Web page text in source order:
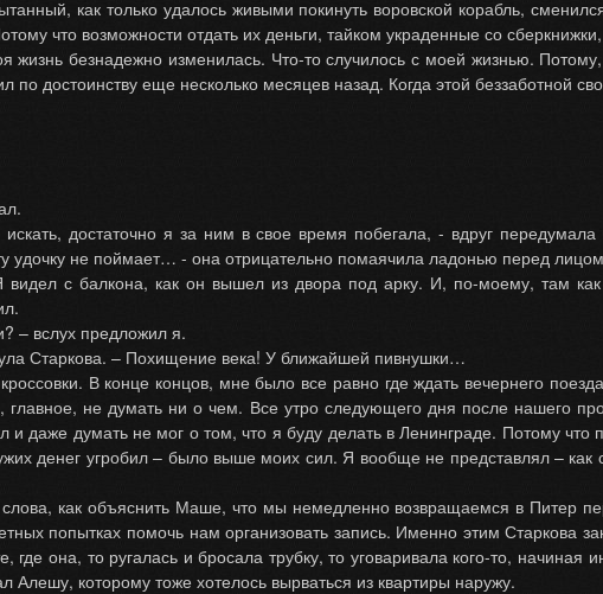
как только удалось живыми покинуть воровской корабль,
что возможности отдать их деньги, тайком украденные со
жизнь безнадежно изменилась. Что-то случилось с моей жизнью.
по достоинству еще несколько месяцев назад. Когда этой беззаботной
достаточно я за ним в свое время побегала, - вдруг передумала
не поймает… - она отрицательно помаячила ладонью перед
с балкона, как он вышел из двора под арку. И, по-моему, там как
– вслух предложил я.
Старкова. – Похищение века! У ближайшей пивнушки…
В конце концов, мне было все равно где ждать вечернего
главное, не думать ни о чем. Все утро следующего дня после нашего
и даже думать не мог о том, что я буду делать в Ленинграде. Потому что
денег угробил – было выше моих сил. Я вообще не представлял – как
как объяснить Маше, что мы немедленно возвращаемся в Питер
попытках помочь нам организовать запись. Именно этим Старкова
она, то ругалась и бросала трубку, то уговаривала кого-то, начиная
Алешу, которому тоже хотелось вырваться из квартиры наружу.